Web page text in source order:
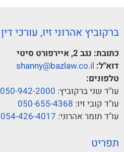
ברקוביץ אהרוני זיו, עורכי דין
כתובת: נגב 2, איירפורט סיטי
דוא"ל: shanny@bazlaw.co.il
טלפונים:
עו"ד שני ברקוביץ: 050-942-2000
עו"ד קובי זיו: 050-655-4368
עו"ד תומר אהרוני: 054-426-4017
תפריט